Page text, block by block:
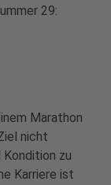
29:
Marathon
nicht
Kondition zu
Karriere ist